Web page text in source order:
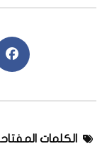
الكلمات